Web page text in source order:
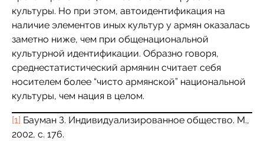
культуры. Но при этом, автоидентификация на
наличие элементов иных культур у армян оказалась
заметно ниже, чем при общенациональной
культурной идентификации. Образно говоря,
среднестатистический армянин считает себя
носителем более “чисто армянской” национальной
культуры, чем нация в целом.
[1] Бауман З. Индивидуализированное общество. М.,
2002, c. 176.